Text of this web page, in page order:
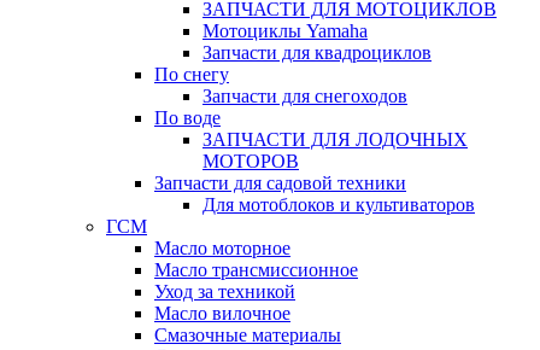
ЗАПЧАСТИ ДЛЯ МОТОЦИКЛОВ
Мотоциклы Yamaha
Запчасти для квадроциклов
По снегу
Запчасти для снегоходов
По воде
ЗАПЧАСТИ ДЛЯ ЛОДОЧНЫХ
МОТОРОВ
Запчасти для садовой техники
Для мотоблоков и культиваторов
ГСМ
Масло моторное
Масло трансмиссионное
Уход за техникой
Масло вилочное
Смазочные материалы